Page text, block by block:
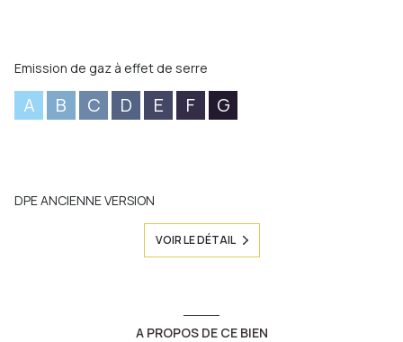
Emission de gaz à effet de serre
A B C D E F G
DPE ANCIENNE VERSION
VOIR LE DÉTAIL
A PROPOS DE CE BIEN